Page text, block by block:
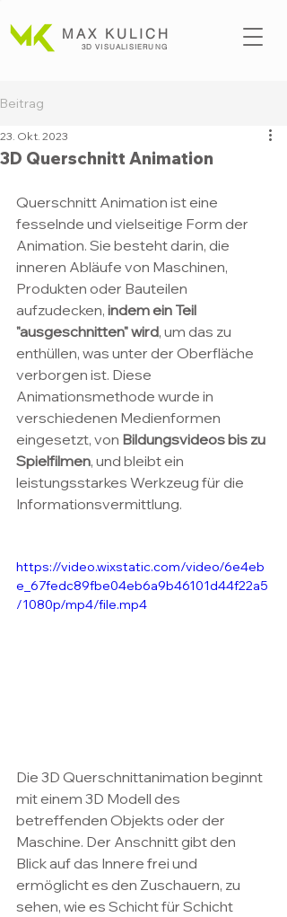
MAX KULICH
3D VISUALISIERUNG
Beitrag
3D Querschnitt Animation
23. Okt. 2023
Querschnitt Animation ist eine
fesselnde und vielseitige Form der
Animation. Sie besteht darin, die
inneren Abläufe von Maschinen,
Produkten oder Bauteilen
aufzudecken, indem ein Teil
"ausgeschnitten" wird, um das zu
enthüllen, was unter der Oberfläche
verborgen ist. Diese
Animationsmethode wurde in
verschiedenen Medienformen
eingesetzt, von Bildungsvideos bis zu
Spielfilmen, und bleibt ein
leistungsstarkes Werkzeug für die
Informationsvermittlung.
https://video.wixstatic.com/video/6e4eb
e_67fedc89fbe04eb6a9b46101d44f22a5
/1080p/mp4/file.mp4
Die 3D Querschnittanimation beginnt
mit einem 3D Modell des
betreffenden Objekts oder der
Maschine. Der Anschnitt gibt den
Blick auf das Innere frei und
ermöglicht es den Zuschauern, zu
sehen, wie es Schicht für Schicht